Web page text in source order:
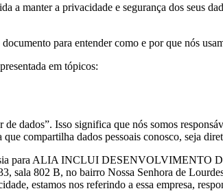
manter a privacidade e segurança dos seus
para entender como e por que nós
em tópicos:
dados”. Isso significa que nós somos
compartilha dados pessoais conosco, seja
para ALIA INCLUI DESENVOLVIMENTO
sala 802 B, no bairro Nossa Senhora de
estamos nos referindo a essa empresa,